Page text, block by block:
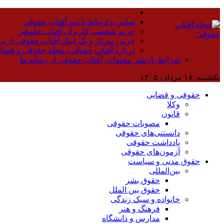
تماس و ارتباط با تیم آفتاب حقوقی
حریم شخصی کاربران آفتاب حقوقی
خرید رپورتاژ و بک لینک آفتاب حقوقی از
درباره آفتاب حقوقی؛ مجله حقوقی و
شرایط بازنشر محتوا در آفتاب حقوقی از رسانه ها
یکشنبه, ۱۸ مرداد , ۱۴۰۵
حقوقی و قضایی
وکلا
قانون
مصوبات حقوقی
دانستنی‌های حقوقی
یادداشت حقوقی
آزمون‌های حقوقی
حقوق مدنی و سیاست
بین‌المللی
حقوق بشر
حقوق بین الملل
خانواده و سبک زندگی
فرهنگ و هنر
مدارس و دانشگاه